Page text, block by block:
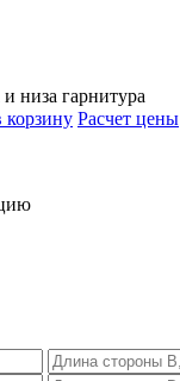
низа гарнитура
корзину Расчет цены